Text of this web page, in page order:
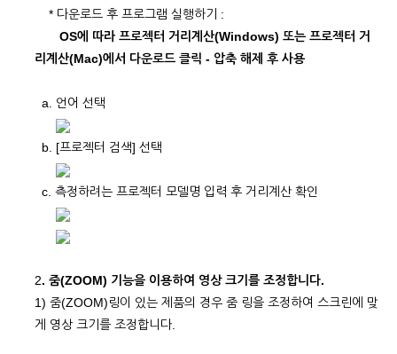
* 다운로드 후 프로그램 실행하기 :
OS에 따라 프로젝터 거리계산(Windows) 또는 프로젝터 거
리계산(Mac)에서 다운로드 클릭 - 압축 해제 후 사용
a. 언어 선택
b. [프로젝터 검색] 선택
c. 측정하려는 프로젝터 모델명 입력 후 거리계산 확인
2. 줌(ZOOM) 기능을 이용하여 영상 크기를 조정합니다.
1) 줌(ZOOM)링이 있는 제품의 경우 줌 링을 조정하여 스크린에 맞
게 영상 크기를 조정합니다.